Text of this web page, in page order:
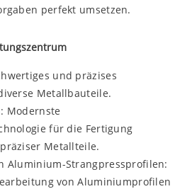
perfekt umsetzen.
und präzises
Metallbauteile.
Modernste
für die Fertigung
Metallteile.
Aluminium-Strangpressprofilen:
von Aluminiumprofilen